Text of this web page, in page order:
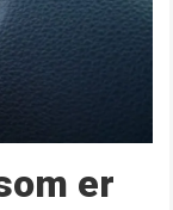
er